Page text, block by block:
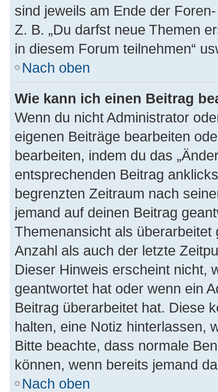
sind jeweils am Ende der
Z. B. „Du darfst neue Themen
in diesem Forum teilnehmen“
Nach oben
Wie kann ich einen Beitrag
Wenn du nicht Administrator
eigenen Beiträge bearbeiten
bearbeiten, indem du das
entsprechenden Beitrag
begrenzten Zeitraum nach
jemand auf deinen Beitrag
Themenansicht als
Anzahl als auch der letzte
Dieser Hinweis erscheint nicht,
geantwortet hat oder wenn ein
Beitrag überarbeitet hat. Diese
halten, eine Notiz hinterlassen,
Bitte beachte, dass normale
können, wenn bereits jemand
Nach oben